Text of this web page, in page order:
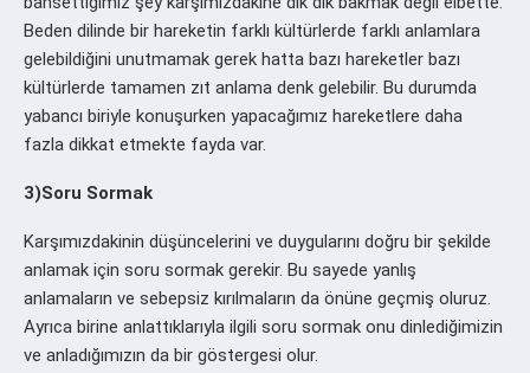
Beden dilinde bir hareketin farklı kültürlerde farklı anlamlara
gelebildiğini unutmamak gerek hatta bazı hareketler bazı
kültürlerde tamamen zıt anlama denk gelebilir. Bu durumda
yabancı biriyle konuşurken yapacağımız hareketlere daha
fazla dikkat etmekte fayda var.
3)Soru Sormak
Karşımızdakinin düşüncelerini ve duygularını doğru bir şekilde
anlamak için soru sormak gerekir. Bu sayede yanlış
anlamaların ve sebepsiz kırılmaların da önüne geçmiş oluruz.
Ayrıca birine anlattıklarıyla ilgili soru sormak onu dinlediğimizin
ve anladığımızın da bir göstergesi olur.